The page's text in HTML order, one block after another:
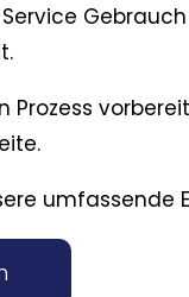
Prozess
umfassende